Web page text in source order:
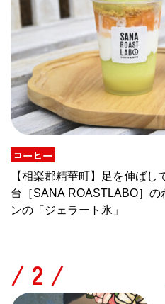
コーヒー
【相楽郡精華町】足を伸ば
台［SANA ROASTLABO］の
ンの「ジェラート氷」
/